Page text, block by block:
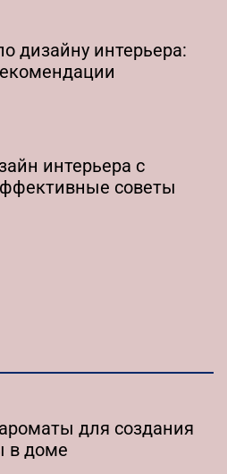
дизайну интерьера:
интерьера с
советы
для создания
в доме